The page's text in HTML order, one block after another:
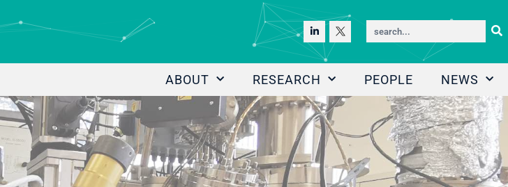
ABOUT RESEARCH PEOPLE NEWS